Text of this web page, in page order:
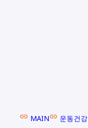
MAIN 운동건강